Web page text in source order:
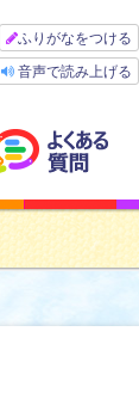
ふりがなをつける
音声で読み上げる